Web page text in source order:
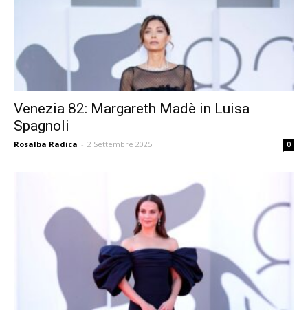
Venezia 82: Margareth Madè in Luisa
Spagnoli
Rosalba Radica - 2 Settembre 2025 0